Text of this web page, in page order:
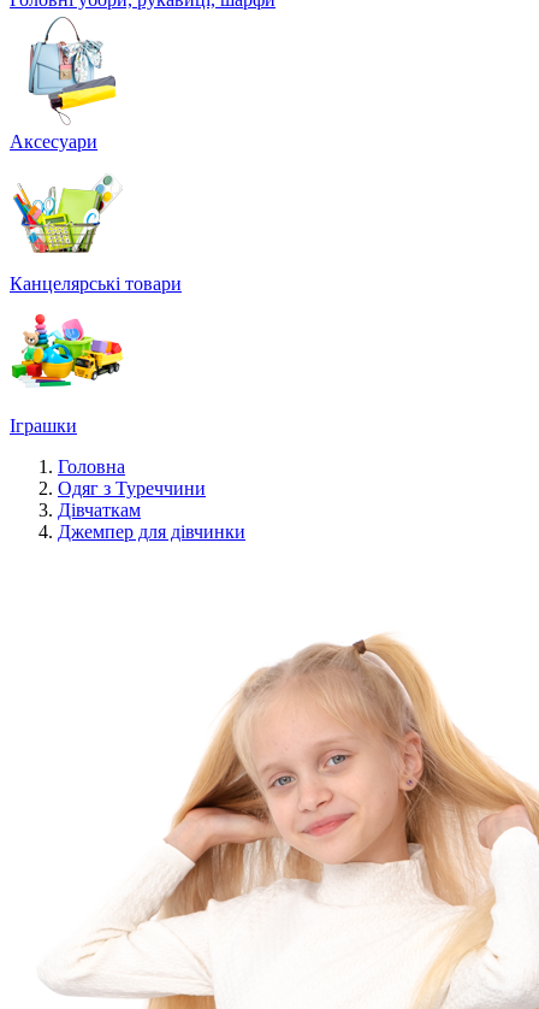
Аксесуари
Канцелярські товари
Іграшки
Головна
Одяг з Туреччини
Дівчаткам
Джемпер для дівчинки